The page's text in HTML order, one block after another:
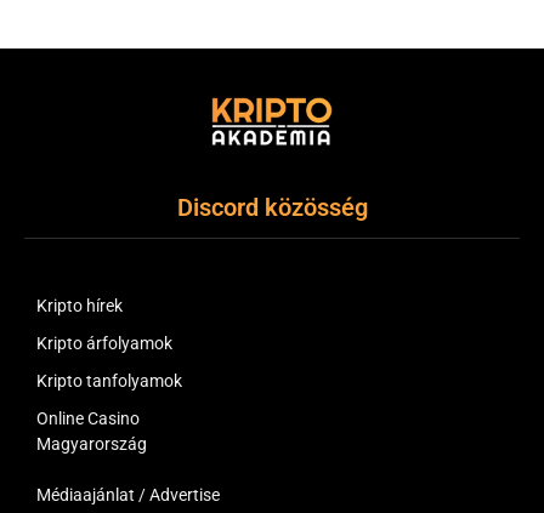
Discord közösség
Kripto hírek
Kripto árfolyamok
Kripto tanfolyamok
Online Casino
Magyarország
Médiaajánlat / Advertise